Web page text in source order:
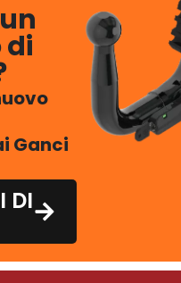
di
Ganci
DI